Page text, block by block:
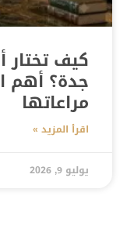
كيف
جدة؟ أهم
مراعاتها
اقرأ المزيد »
يوليو 9, 2026